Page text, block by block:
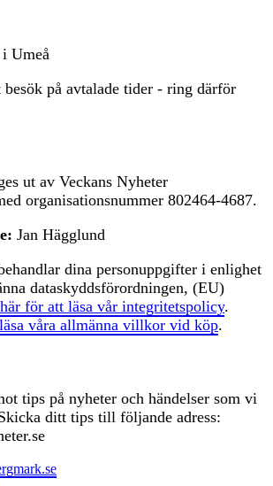
i Umeå
på avtalade tider - ring därför
ut av Veckans Nyheter
organisationsnummer 802464-4687.
Jan Hägglund
dina personuppgifter i enlighet
dataskyddsförordningen, (EU)
för att läsa vår integritetspolicy.
våra allmänna villkor vid köp.
tips på nyheter och händelser som vi
ditt tips till följande adress: